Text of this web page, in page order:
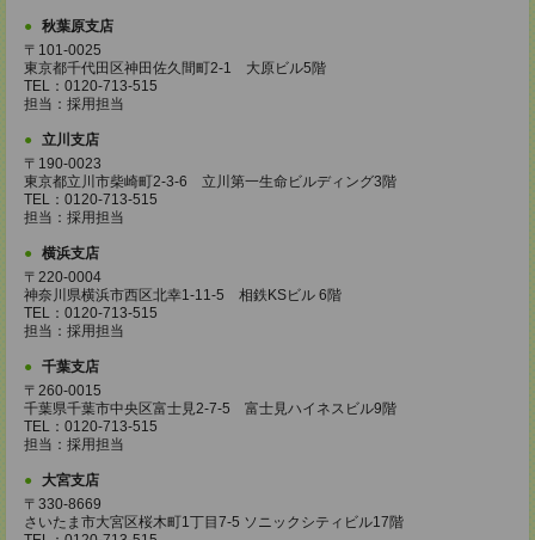
秋葉原支店
〒101-0025
東京都千代田区神田佐久間町2-1 大原ビル5階
TEL：0120-713-515
担当：採用担当
立川支店
〒190-0023
東京都立川市柴崎町2-3-6 立川第一生命ビルディング3階
TEL：0120-713-515
担当：採用担当
横浜支店
〒220-0004
神奈川県横浜市西区北幸1-11-5 相鉄KSビル 6階
TEL：0120-713-515
担当：採用担当
千葉支店
〒260-0015
千葉県千葉市中央区富士見2-7-5 富士見ハイネスビル9階
TEL：0120-713-515
担当：採用担当
大宮支店
〒330-8669
さいたま市大宮区桜木町1丁目7-5 ソニックシティビル17階